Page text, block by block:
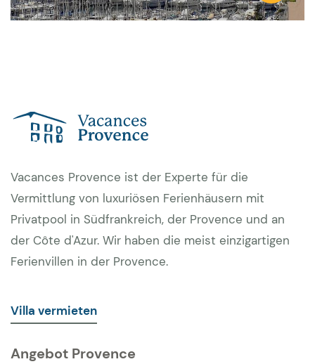
Vacances Provence ist der Experte für die
Vermittlung von luxuriösen Ferienhäusern mit
Privatpool in Südfrankreich, der Provence und an
der Côte d'Azur. Wir haben die meist einzigartigen
Ferienvillen in der Provence.
Villa vermieten
Angebot Provence